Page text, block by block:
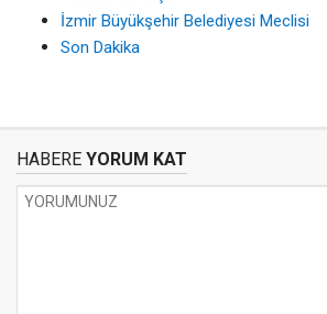
İzmir Büyükşehir Belediyesi Meclisi
Son Dakika
HABERE YORUM KAT